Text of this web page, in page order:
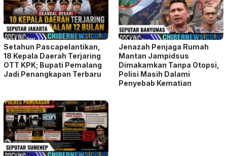
Setahun Pascapelantikan,
18 Kepala Daerah Terjaring
OTT KPK; Bupati Pemalang
Jadi Penangkapan Terbaru
Jenazah Penjaga Rumah
Mantan Jampidsus
Dimakamkan Tanpa Otopsi,
Polisi Masih Dalami
Penyebab Kematian